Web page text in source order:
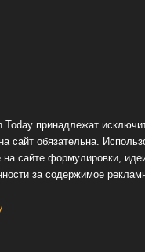
принадлежат
обязательна.
сайте формулировки,
за содержимое